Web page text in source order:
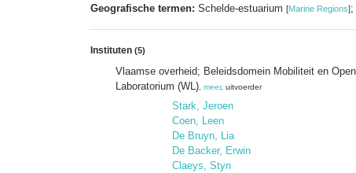
Geografische termen: Schelde-estuarium [Marine Regions];
Instituten (5)
Vlaamse overheid; Beleidsdomein Mobiliteit en
Laboratorium (WL) meer, uitvoerder
Stark, Jeroen
Coen, Leen
De Bruyn, Lia
De Backer, Erwin
Claeys, Styn